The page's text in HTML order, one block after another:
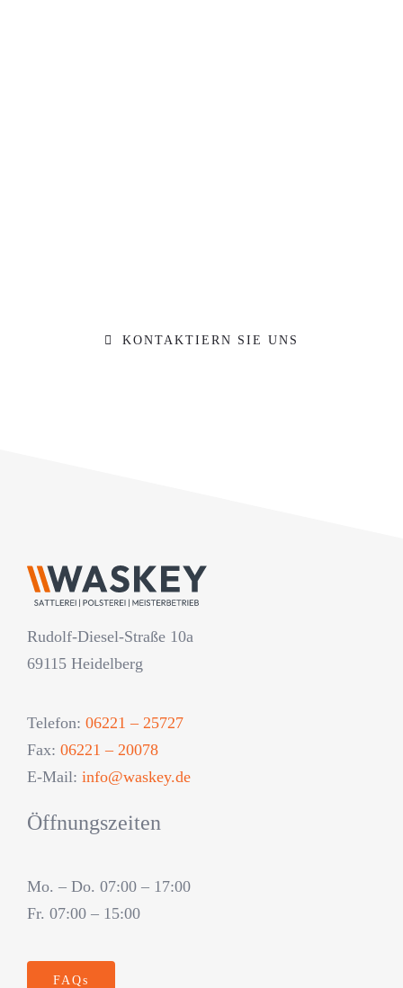
KONTAKTIERN SIE UNS
Rudolf-Diesel-Straße 10a
69115 Heidelberg
Telefon: 06221 – 25727
Fax: 06221 – 20078
E-Mail: info@waskey.de
Öffnungszeiten
Mo. – Do. 07:00 – 17:00
Fr. 07:00 – 15:00
FAQs